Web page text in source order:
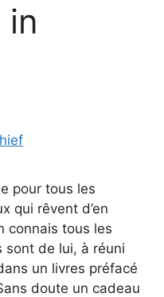
in
pour tous les
qui rêvent d’en
connais tous les
sont de lui, à réuni
un livres préfacé
doute un cadeau